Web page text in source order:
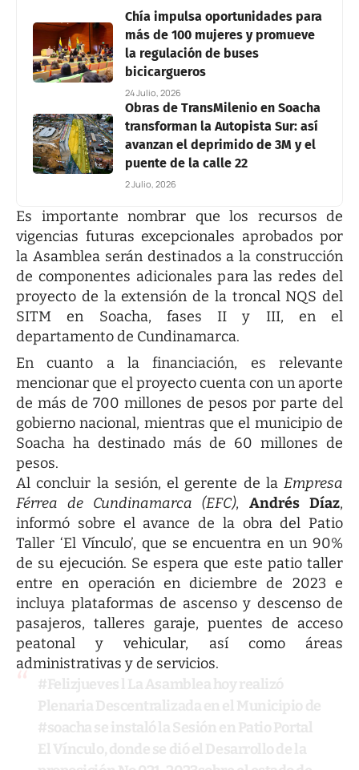
Chía impulsa oportunidades para
más de 100 mujeres y promueve
la regulación de buses
bicicargueros
24 Julio, 2026
Obras de TransMilenio en Soacha
transforman la Autopista Sur: así
avanzan el deprimido de 3M y el
puente de la calle 22
2 Julio, 2026
Es importante nombrar que los recursos de
vigencias futuras excepcionales aprobados por
la Asamblea serán destinados a la construcción
de componentes adicionales para las redes del
proyecto de la extensión de la troncal NQS del
SITM en Soacha, fases II y III, en el
departamento de Cundinamarca.
En cuanto a la financiación, es relevante
mencionar que el proyecto cuenta con un aporte
de más de 700 millones de pesos por parte del
gobierno nacional, mientras que el municipio de
Soacha ha destinado más de 60 millones de
pesos.
Al concluir la sesión, el gerente de la Empresa
Férrea de Cundinamarca (EFC), Andrés Díaz,
informó sobre el avance de la obra del Patio
Taller ‘El Vínculo’, que se encuentra en un 90%
de su ejecución. Se espera que este patio taller
entre en operación en diciembre de 2023 e
incluya plataformas de ascenso y descenso de
pasajeros, talleres garaje, puentes de acceso
peatonal y vehicular, así como áreas
administrativas y de servicios.